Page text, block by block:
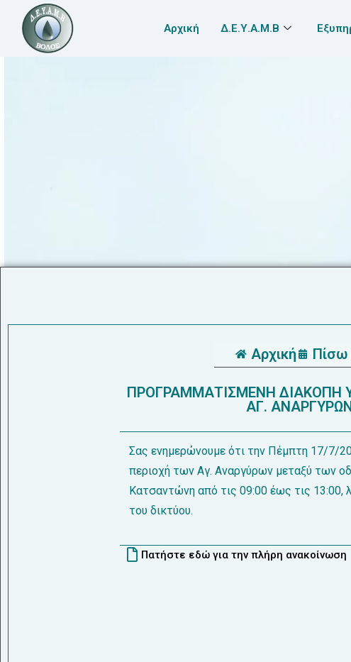
Αρχική Δ.Ε.Υ.Α.Μ.Β
Αρχική Πίσω
ΠΡΟΓΡΑΜΜΑΤΙΣΜΕΝΗ ΔΙΑΚΟΠΗ
ΑΓ.
Σας ενημερώνουμε ότι την Πέμπτη 17/7/
περιοχή των Αγ. Αναργύρων μεταξύ των
Κατσαντώνη από τις 09:00 έως τις
του δικτύου.
Πατήστε εδώ για την πλήρη ανακοίνωση